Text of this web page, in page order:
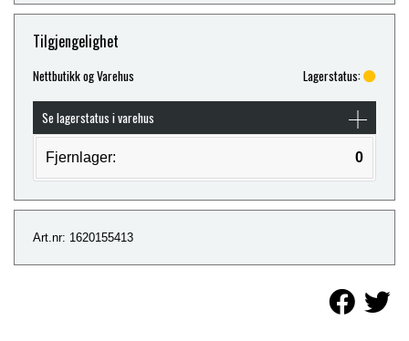
Tilgjengelighet
Nettbutikk og Varehus Lagerstatus:
Se lagerstatus i varehus
Fjernlager: 0
Art.nr: 1620155413